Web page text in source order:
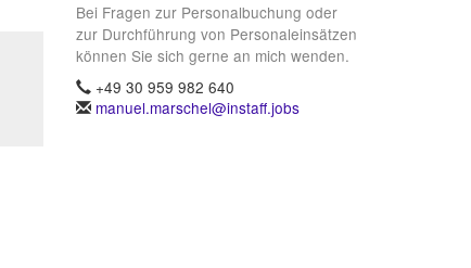
Bei Fragen zur Personalbuchung oder
zur Durchführung von Personaleinsätzen
können Sie sich gerne an mich wenden.
+49 30 959 982 640
manuel.marschel@instaff.jobs